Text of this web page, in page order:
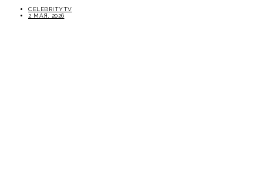
CELEBRITYTV
2 МАЯ, 2026